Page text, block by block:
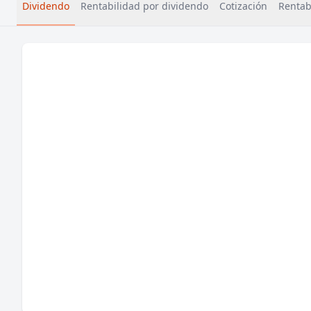
Dividendo Rentabilidad por dividendo Cotización